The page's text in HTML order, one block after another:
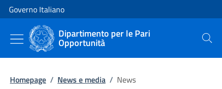
Vai al contenuto
Vai alla navigazione del sito
Governo Italiano
Dipartimento per le Pari
Opportunità Cerca
Homepage / News e media / News